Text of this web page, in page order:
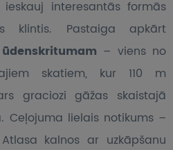
interesantās formās
klintis. Pastaiga apkārt
ūdenskritumam – viens no
skatiem, kur 110 m
graciozi gāžas skaistajā
Ceļojuma lielais notikums –
Atlasa kalnos ar uzkāpšanu